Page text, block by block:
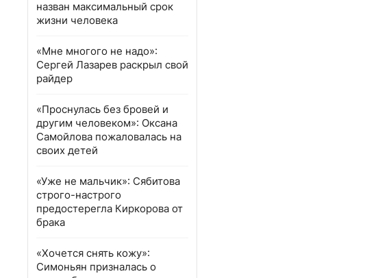
назван максимальный срок
жизни человека
«Мне многого не надо»:
Сергей Лазарев раскрыл свой
райдер
«Проснулась без бровей и
другим человеком»: Оксана
Самойлова пожаловалась на
своих детей
«Уже не мальчик»: Сябитова
строго-настрого
предостерегла Киркорова от
брака
«Хочется снять кожу»:
Симоньян призналась о